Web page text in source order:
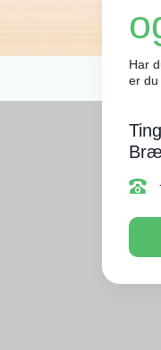
Har
er du